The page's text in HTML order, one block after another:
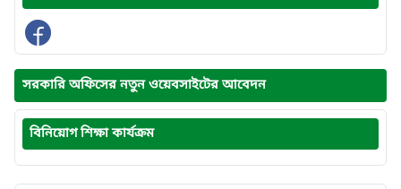
সরকারি অফিসের নতুন ওয়েবসাইটের আবেদন
বিনিয়োগ শিক্ষা কার্যক্রম